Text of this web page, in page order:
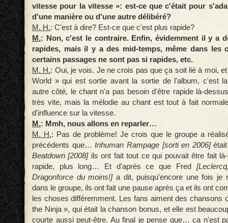
vitesse pour la vitesse »: est-ce que c'était pour
d'une manière ou d'une autre délibéré?
M. H.: C'est à dire? Est-ce que c'est plus rapide?
M.: Non, c'est le contraire. Enfin, évidemment il y a
rapides, mais il y a des mid-temps, même dans les
certains passages ne sont pas si rapides, etc.
M. H.: Oui, je vois. Je ne crois pas que ça soit lié à moi,
World » qui est sortie avant la sortie de l'album, c'est
autre côté, le chant n'a pas besoin d'être rapide là-
très vite, mais la mélodie au chant est tout à fait
d'influence sur la vitesse.
M.: Mmh, nous allons en reparler…
M. H.: Pas de problème! Je crois que le groupe a
précédents que… Inhuman Rampage [sorti en 2006]
Beatdown [2008]ils ont fait tout ce qui pouvait être fait
rapide, plus long… Et d'après ce que Fred
Dragonforce du moins!]a dit, puisqu'encore une fois je
dans le groupe, ils ont fait une pause après ça et ils ont
les choses différemment. Les fans aiment des chansons
the Ninja », qui était la chanson bonus, et elle est
courte aussi peut-être. Au final je pense que… ça n'est